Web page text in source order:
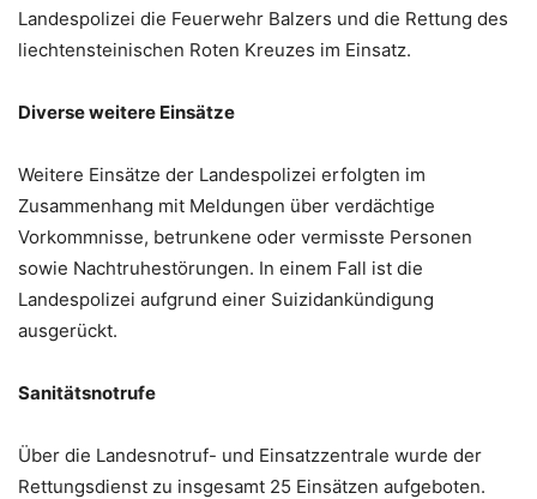
Landespolizei die Feuerwehr Balzers und die Rettung des
liechtensteinischen Roten Kreuzes im Einsatz.
Diverse weitere Einsätze
Weitere Einsätze der Landespolizei erfolgten im
Zusammenhang mit Meldungen über verdächtige
Vorkommnisse, betrunkene oder vermisste Personen
sowie Nachtruhestörungen. In einem Fall ist die
Landespolizei aufgrund einer Suizidankündigung
ausgerückt.
Sanitätsnotrufe
Über die Landesnotruf- und Einsatzzentrale wurde der
Rettungsdienst zu insgesamt 25 Einsätzen aufgeboten.